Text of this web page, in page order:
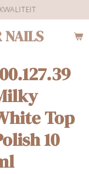
NAILS
Top
10